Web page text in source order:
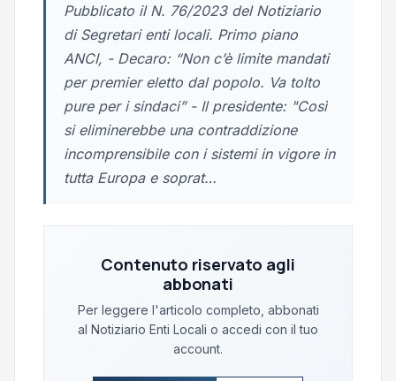
Pubblicato il N. 76/2023 del Notiziario
di Segretari enti locali. Primo piano
ANCI, - Decaro: “Non c’è limite mandati
per premier eletto dal popolo. Va tolto
pure per i sindaci” - Il presidente: "Così
si eliminerebbe una contraddizione
incomprensibile con i sistemi in vigore in
tutta Europa e soprat…
Contenuto riservato agli
abbonati
Per leggere l'articolo completo, abbonati
al Notiziario Enti Locali o accedi con il tuo
account.